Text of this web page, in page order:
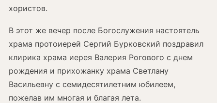
хористов.
В этот же вечер после Богослужения настоятель
храма протоиерей Сергий Бурковский поздравил
клирика храма иерея Валерия Рогового с днем
рождения и прихожанку храма Светлану
Васильевну с семидесятилетним юбилеем,
пожелав им многая и благая лета.